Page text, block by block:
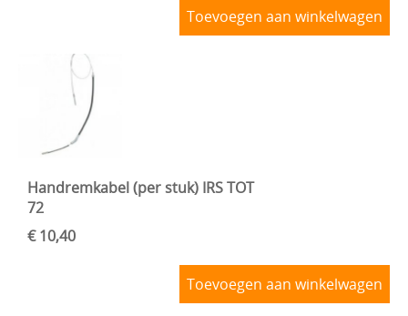
Toevoegen aan winkelwagen
Handremkabel (per stuk) IRS TOT
72
€ 10,40
Toevoegen aan winkelwagen